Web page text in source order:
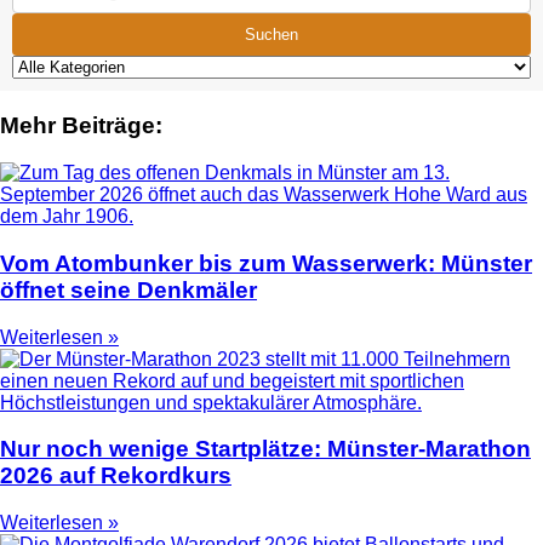
Suchen
Mehr Beiträge:
Vom Atombunker bis zum Wasserwerk: Münster
öffnet seine Denkmäler
Weiterlesen »
Nur noch wenige Startplätze: Münster-Marathon
2026 auf Rekordkurs
Weiterlesen »